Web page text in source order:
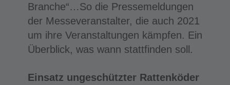
Branche“…So die Pressemeldungen
der Messeveranstalter, die auch 2021
um ihre Veranstaltungen kämpfen. Ein
Überblick, was wann stattfinden soll.
Einsatz ungeschützter Rattenköder